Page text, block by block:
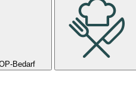
Bedarf